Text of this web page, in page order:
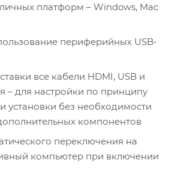
платформ – Windows, Mac
периферийных USB-
все кабели HDMI, USB и
– для настройки по принципу
установки без необходимости
компонентов
переключения на
компьютер при включении